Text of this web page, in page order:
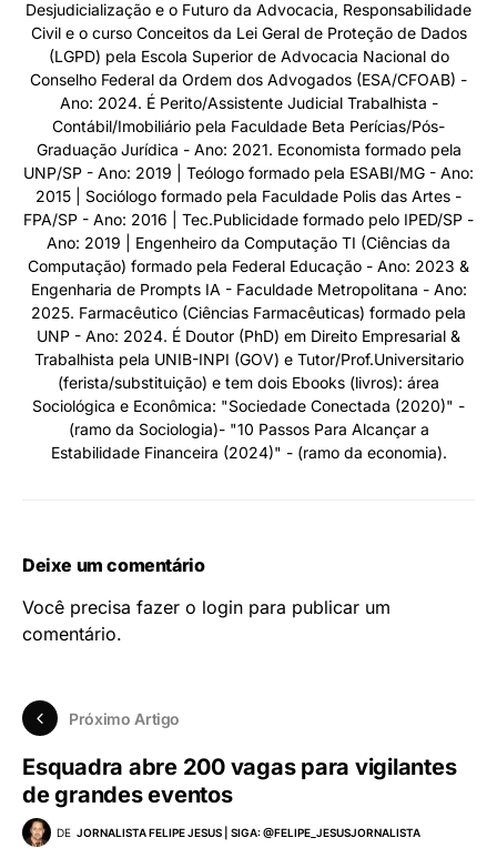
Desjudicialização e o Futuro da Advocacia, Responsabilidade
Civil e o curso Conceitos da Lei Geral de Proteção de Dados
(LGPD) pela Escola Superior de Advocacia Nacional do
Conselho Federal da Ordem dos Advogados (ESA/CFOAB) -
Ano: 2024. É Perito/Assistente Judicial Trabalhista -
Contábil/Imobiliário pela Faculdade Beta Perícias/Pós-
Graduação Jurídica - Ano: 2021. Economista formado pela
UNP/SP - Ano: 2019 | Teólogo formado pela ESABI/MG - Ano:
2015 | Sociólogo formado pela Faculdade Polis das Artes -
FPA/SP - Ano: 2016 | Tec.Publicidade formado pelo IPED/SP -
Ano: 2019 | Engenheiro da Computação TI (Ciências da
Computação) formado pela Federal Educação - Ano: 2023 &
Engenharia de Prompts IA - Faculdade Metropolitana - Ano:
2025. Farmacêutico (Ciências Farmacêuticas) formado pela
UNP - Ano: 2024. É Doutor (PhD) em Direito Empresarial &
Trabalhista pela UNIB-INPI (GOV) e Tutor/Prof.Universitario
(ferista/substituição) e tem dois Ebooks (livros): área
Sociológica e Econômica: "Sociedade Conectada (2020)" -
(ramo da Sociologia)- "10 Passos Para Alcançar a
Estabilidade Financeira (2024)" - (ramo da economia).
Deixe um comentário
Você precisa fazer o login para publicar um
comentário.
Próximo Artigo
Esquadra abre 200 vagas para vigilantes
de grandes eventos
DE JORNALISTA FELIPE JESUS | SIGA: @FELIPE_JESUSJORNALISTA